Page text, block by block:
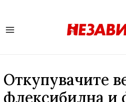
Oткупувачите
флексибилна и